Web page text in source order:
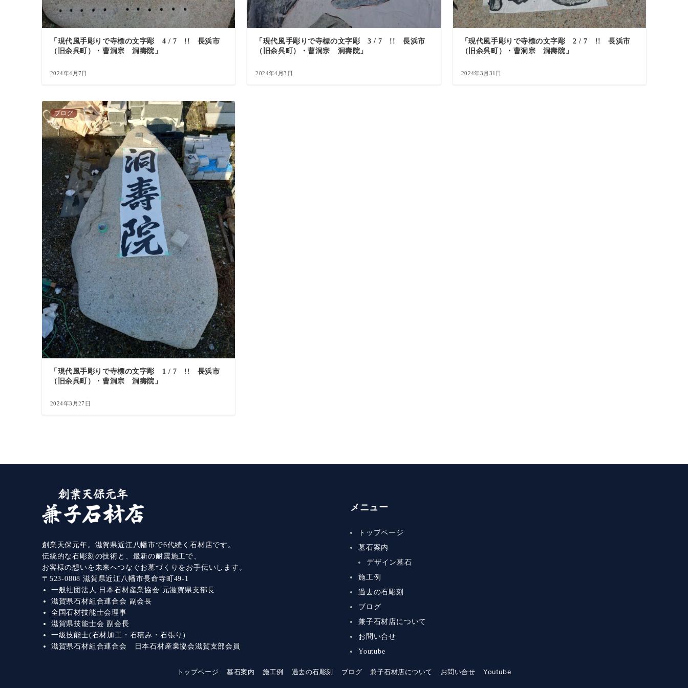
「現代風手彫りで寺標の文字彫 4 / 7 !! 長浜市
（旧余呉町）・曹洞宗 洞壽院」
2024年4月7日
「現代風手彫りで寺標の文字彫 3 / 7 !! 長浜市
（旧余呉町）・曹洞宗 洞壽院」
2024年4月3日
「現代風手彫りで寺標の文字彫 2 / 7 !! 長浜市
（旧余呉町）・曹洞宗 洞壽院」
2024年3月31日
ブログ
「現代風手彫りで寺標の文字彫 1 / 7 !! 長浜市
（旧余呉町）・曹洞宗 洞壽院」
2024年3月27日
創業天保元年。滋賀県近江八幡市で6代続く石材店です。
伝統的な石彫刻の技術と、最新の耐震施工で、
お客様の想いを未来へつなぐお墓づくりをお手伝いします。
〒523-0808 滋賀県近江八幡市長命寺町49-1
一般社団法人 日本石材産業協会 元滋賀県支部長
滋賀県石材組合連合会 副会長
全国石材技能士会理事
滋賀県技能士会 副会長
一級技能士(石材加工・石積み・石張り)
滋賀県石材組合連合会 日本石材産業協会滋賀支部会員
メニュー
トップページ
墓石案内
デザイン墓石
施工例
過去の石彫刻
ブログ
兼子石材店について
お問い合せ
Youtube
トップページ 墓石案内 施工例 過去の石彫刻 ブログ 兼子石材店について お問い合せ Youtube